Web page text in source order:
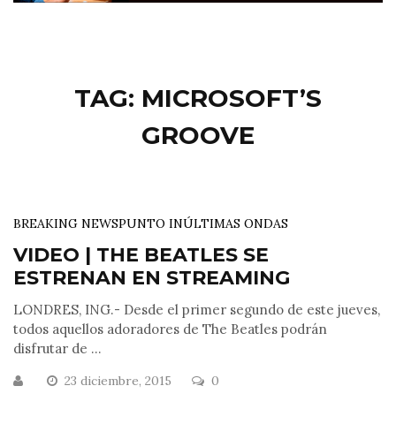
TAG: MICROSOFT’S
GROOVE
BREAKING NEWSPUNTO INÚLTIMAS ONDAS
VIDEO | THE BEATLES SE
ESTRENAN EN STREAMING
LONDRES, ING.- Desde el primer segundo de este jueves,
todos aquellos adoradores de The Beatles podrán
disfrutar de ...
23 diciembre, 2015 0